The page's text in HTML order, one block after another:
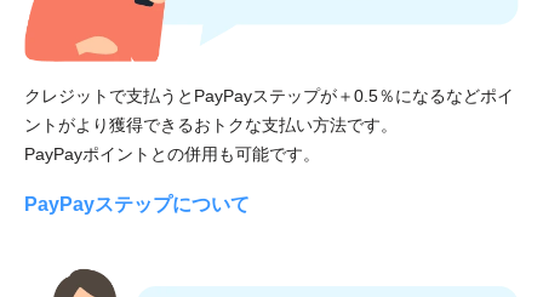
クレジットで支払うとPayPayステップが＋0.5％になるなどポイ
ントがより獲得できるおトクな支払い方法です。
PayPayポイントとの併用も可能です。
PayPayステップについて